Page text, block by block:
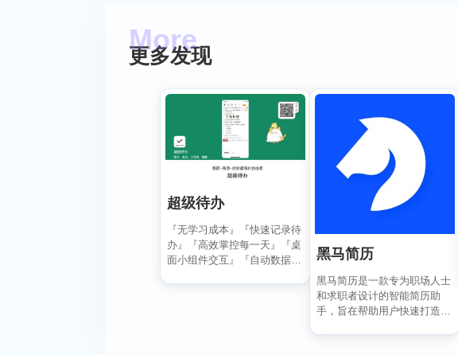
更多发现
超级待办
『无学习成本』『快速记录待
办』『高效掌控每一天』『桌
面小组件交互』『自动数据同
黑马简历
黑马简历是一款专为职场人士
和求职者设计的智能简历助
手，旨在帮助用户快速打造专